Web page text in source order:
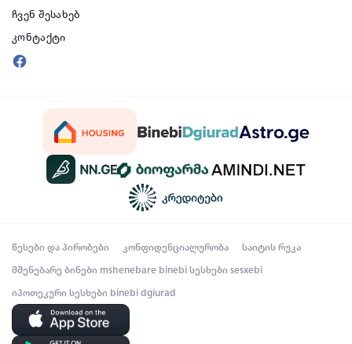
ჩვენ შესახებ
კონტაქტი
წესები და პირობები კონფიდენციალურობა საიტის რუკა
მშენებარე ბინები mshenebare binebi სესხები sesxebi
იპოთეკური სესხები binebi dgiurad